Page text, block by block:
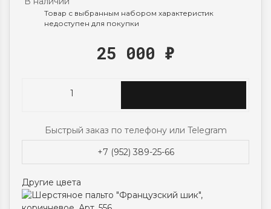
Товар с выбранным набором характеристик
недоступен для покупки
25 000 ₽
Быстрый заказ по телефону или Telegram
+7 (952) 389-25-66
Другие цвета